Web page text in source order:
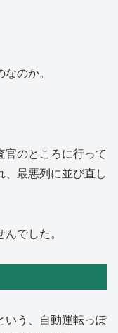
のか。
官のところに行って
、最悪列に並び直し
でした。
いう、自動運転っぽ